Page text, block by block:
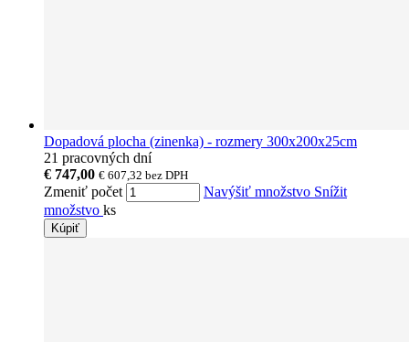
Dopadová plocha (zinenka) - rozmery 300x200x25cm
21 pracovných dní
€ 747,00 € 607,32 bez DPH
Zmeniť počet Navýšiť množstvo Snížit
množstvo ks
Kúpiť